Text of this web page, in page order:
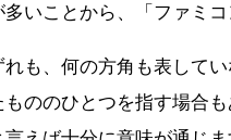
いことから、「ファミ
れも、何の方角も表し
ののひとつを指す場合